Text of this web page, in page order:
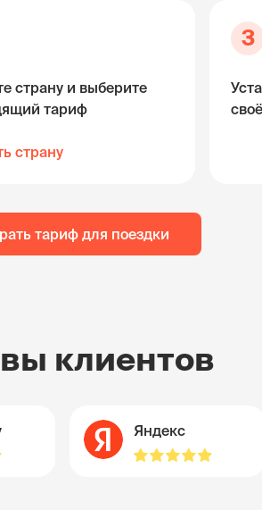
страну и выберите
тариф
страну
3
тариф для поездки
клиентов
Яндекс